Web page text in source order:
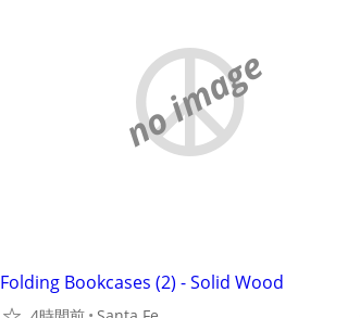
no image
Folding Bookcases (2) - Solid Wood